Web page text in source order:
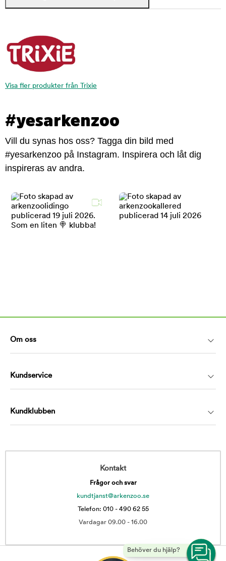
Visa fler produkter från Trixie
#yesarkenzoo
Vill du synas hos oss? Tagga din bild med
#yesarkenzoo på Instagram. Inspirera och låt dig
inspireras av andra.
Behöver du hjälp?
Om oss
Kundservice
Kundklubben
Kontakt
Frågor och svar
kundtjanst@arkenzoo.se
Telefon: 010 - 490 62 55
Vardagar 09.00 - 16.00